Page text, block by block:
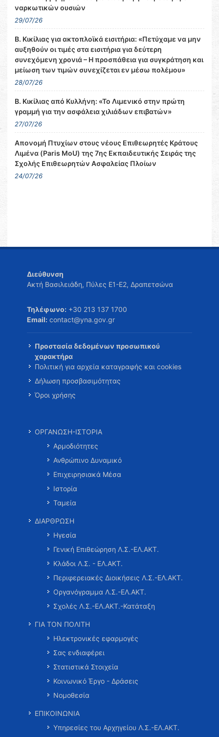
ναρκωτικών ουσιών
29/07/26
Β. Κικίλιας για ακτοπλοϊκά εισιτήρια: «Πετύχαμε να μην
αυξηθούν οι τιμές στα εισιτήρια για δεύτερη
συνεχόμενη χρονιά – Η προσπάθεια για συγκράτηση και
μείωση των τιμών συνεχίζεται εν μέσω πολέμου»
28/07/26
Β. Κικίλιας από Κυλλήνη: «Το Λιμενικό στην πρώτη
γραμμή για την ασφάλεια χιλιάδων επιβατών»
27/07/26
Απονομή Πτυχίων στους νέους Επιθεωρητές Κράτους
Λιμένα (Paris MoU) της 7ης Εκπαιδευτικής Σειράς της
Σχολής Επιθεωρητών Ασφαλείας Πλοίων
24/07/26
Διεύθυνση
Ακτή Βασιλειάδη, Πύλες Ε1-Ε2, Δραπετσώνα
Τηλέφωνο: +30 213 137 1700
Email: contact@yna.gov.gr
Προστασία δεδομένων προσωπικού
χαρακτήρα
Πολιτική για αρχεία καταγραφής και cookies
Δήλωση προσβασιμότητας
Όροι χρήσης
ΟΡΓΑΝΩΣΗ-ΙΣΤΟΡΙΑ
Αρμοδιότητες
Ανθρώπινο Δυναμικό
Επιχειρησιακά Μέσα
Ιστορία
Ταμεία
ΔΙΑΡΘΡΩΣΗ
Ηγεσία
Γενική Επιθεώρηση Λ.Σ.-ΕΛ.ΑΚΤ.
Κλάδοι Λ.Σ. - ΕΛ.ΑΚΤ.
Περιφερειακές Διοικήσεις Λ.Σ.-ΕΛ.ΑΚΤ.
Οργανόγραμμα Λ.Σ.-ΕΛ.ΑΚΤ.
Σχολές Λ.Σ.-ΕΛ.ΑΚΤ.-Κατάταξη
ΓΙΑ ΤΟΝ ΠΟΛΙΤΗ
Ηλεκτρονικές εφαρμογές
Σας ενδιαφέρει
Στατιστικά Στοιχεία
Κοινωνικό Έργο - Δράσεις
Νομοθεσία
ΕΠΙΚΟΙΝΩΝΙΑ
Υπηρεσίες του Αρχηγείου Λ.Σ.-ΕΛ.ΑΚΤ.